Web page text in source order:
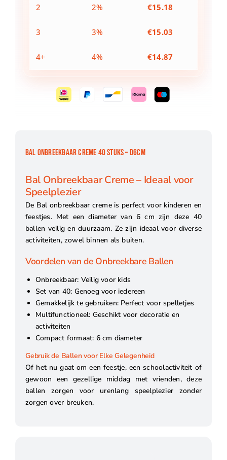
2 2% €15.18
3 3% €15.03
4+ 4% €14.87
BAL ONBREEKBAAR CREME 40 STUKS – D6CM
Bal Onbreekbaar Creme – Ideaal voor
Speelplezier
De Bal onbreekbaar creme is perfect voor kinderen en
feestjes. Met een diameter van 6 cm zijn deze 40
ballen veilig en duurzaam. Ze zijn ideaal voor diverse
activiteiten, zowel binnen als buiten.
Voordelen van de Onbreekbare Ballen
Onbreekbaar: Veilig voor kids
Set van 40: Genoeg voor iedereen
Gemakkelijk te gebruiken: Perfect voor spelletjes
Multifunctioneel: Geschikt voor decoratie en
activiteiten
Compact formaat: 6 cm diameter
Gebruik de Ballen voor Elke Gelegenheid
Of het nu gaat om een feestje, een schoolactiviteit of
gewoon een gezellige middag met vrienden, deze
ballen zorgen voor urenlang speelplezier zonder
zorgen over breuken.